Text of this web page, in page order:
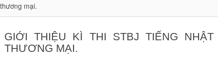
thương mại.
GIỚI THIỆU KÌ THI STBJ TIẾNG NHẬT
THƯƠNG MẠI.